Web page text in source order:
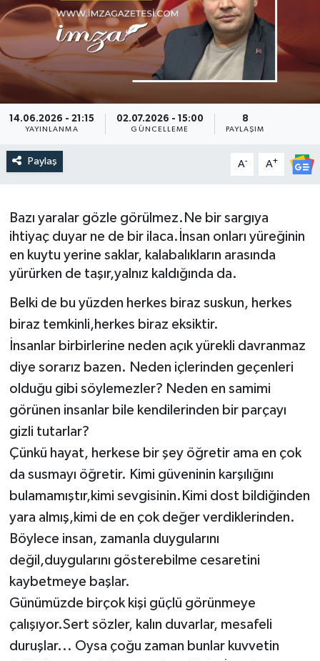
14.06.2026 - 21:15
YAYINLANMA
02.07.2026 - 15:00
GÜNCELLEME
8
PAYLAŞIM
Paylaş A- A+
Bazı yaralar gözle görülmez.Ne bir sargıya
ihtiyaç duyar ne de bir ilaca.İnsan onları yüreğinin
en kuytu yerine saklar, kalabalıkların arasında
yürürken de taşır,yalnız kaldığında da.
Belki de bu yüzden herkes biraz suskun, herkes
biraz temkinli,herkes biraz eksiktir.
İnsanlar birbirlerine neden açık yürekli davranmaz
diye sorarız bazen. Neden içlerinden geçenleri
olduğu gibi söylemezler? Neden en samimi
görünen insanlar bile kendilerinden bir parçayı
gizli tutarlar?
Çünkü hayat, herkese bir şey öğretir ama en çok
da susmayı öğretir. Kimi güveninin karşılığını
bulamamıştır,kimi sevgisinin.Kimi dost bildiğinden
yara almış,kimi de en çok değer verdiklerinden.
Böylece insan, zamanla duygularını
değil,duygularını gösterebilme cesaretini
kaybetmeye başlar.
Günümüzde birçok kişi güçlü görünmeye
çalışıyor.Sert sözler, kalın duvarlar, mesafeli
duruşlar... Oysa çoğu zaman bunlar kuvvetin
DEVREK
DÜZCE
EREĞLİ
GÖKÇEBEY
KARABÜK